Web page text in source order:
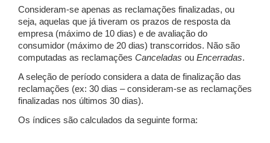
Consideram-se apenas as reclamações finalizadas, ou
seja, aquelas que já tiveram os prazos de resposta da
empresa (máximo de 10 dias) e de avaliação do
consumidor (máximo de 20 dias) transcorridos. Não são
computadas as reclamações Canceladas ou Encerradas.
A seleção de período considera a data de finalização das
reclamações (ex: 30 dias – consideram-se as reclamações
finalizadas nos últimos 30 dias).
Os índices são calculados da seguinte forma: